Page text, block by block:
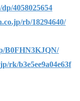
4058025654
rb/18294640/
B0FHN3KJQN/
rk/b3e5ee9a04e63f